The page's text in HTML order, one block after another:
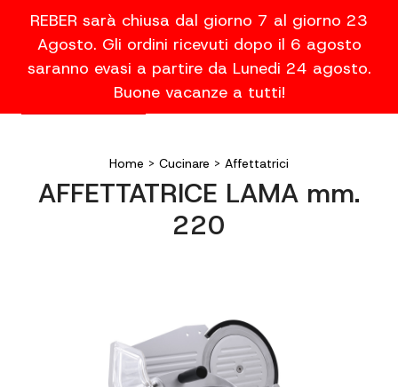
REBER sarà chiusa dal giorno 7 al giorno 23
Agosto. Gli ordini ricevuti dopo il 6 agosto
saranno evasi a partire da Lunedi 24 agosto.
Buone vacanze a tutti!
Home > Cucinare > Affettatrici
AFFETTATRICE LAMA mm.
220